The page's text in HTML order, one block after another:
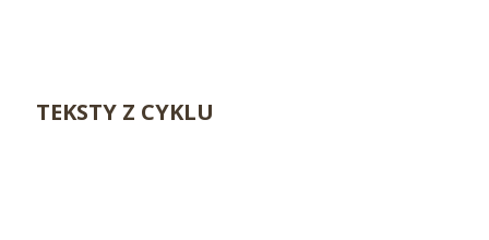
TEKSTY Z CYKLU